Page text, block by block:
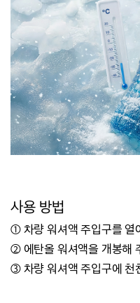
사용 방법
① 차량 워셔액 주입구를 열
② 에탄올 워셔액을 개봉해
③ 차량 워셔액 주입구에 천